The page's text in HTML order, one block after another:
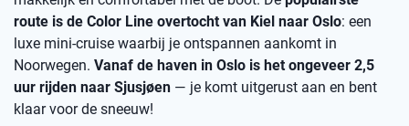
route is de Color Line overtocht van Kiel naar Oslo: een
luxe mini-cruise waarbij je ontspannen aankomt in
Noorwegen. Vanaf de haven in Oslo is het ongeveer 2,5
uur rijden naar Sjusjøen — je komt uitgerust aan en bent
klaar voor de sneeuw!